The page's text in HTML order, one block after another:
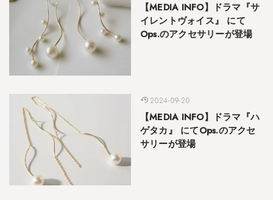
【MEDIA INFO】ドラマ『サ
イレントヴォイス』 にて
Ops.のアクセサリーが登場
2024-09-20
【MEDIA INFO】ドラマ『ハ
ゲタカ』 にてOps.のアクセ
サリーが登場